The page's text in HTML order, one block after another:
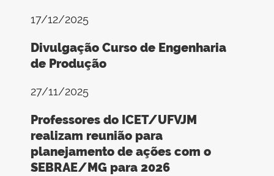
17/12/2025
Divulgação Curso de Engenharia
de Produção
27/11/2025
Professores do ICET/UFVJM
realizam reunião para
planejamento de ações com o
SEBRAE/MG para 2026